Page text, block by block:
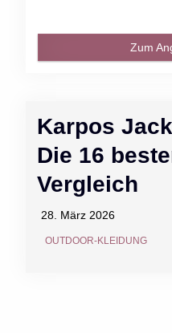
Karpos
Die 16
Vergleich
28. März 2026
OUTDOOR-KLEIDUNG
Zum